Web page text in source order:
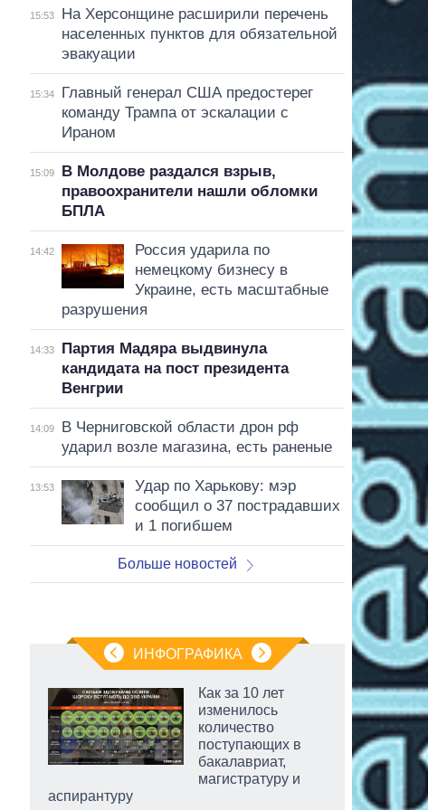
15:53
На Херсонщине расширили перечень
населенных пунктов для обязательной
эвакуации
15:34
Главный генерал США предостерег
команду Трампа от эскалации с
Ираном
15:09
В Молдове раздался взрыв,
правоохранители нашли обломки
БПЛА
14:42
Россия ударила по
немецкому бизнесу в
Украине, есть масштабные
разрушения
14:33
Партия Мадяра выдвинула
кандидата на пост президента
Венгрии
14:09
В Черниговской области дрон рф
ударил возле магазина, есть раненые
13:53
Удар по Харькову: мэр
сообщил о 37 пострадавших
и 1 погибшем
Больше новостей
ИНФОГРАФИКА
Как за 10 лет
изменилось
количество
поступающих в
бакалавриат,
магистратуру и
аспирантуру